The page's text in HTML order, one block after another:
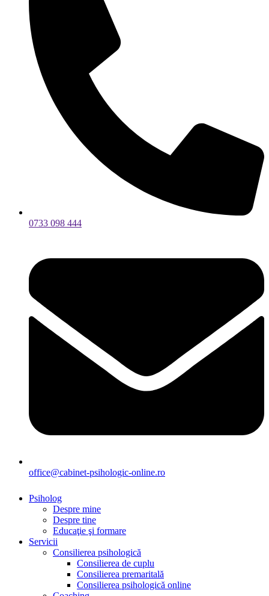
0733 098 444
office@cabinet-psihologic-online.ro
Psiholog
Despre mine
Despre tine
Educaţie şi formare
Servicii
Consilierea psihologică
Consilierea de cuplu
Consilierea premaritală
Consilierea psihologică online